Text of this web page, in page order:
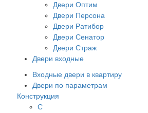
Двери Оптим
Двери Персона
Двери Ратибор
Двери Сенатор
Двери Страж
Двери входные
Входные двери в квартиру
Двери по параметрам
Конструкция
С